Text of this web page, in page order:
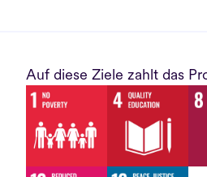
Auf diese Ziele zahlt das